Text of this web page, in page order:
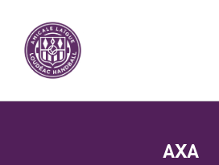
AXA